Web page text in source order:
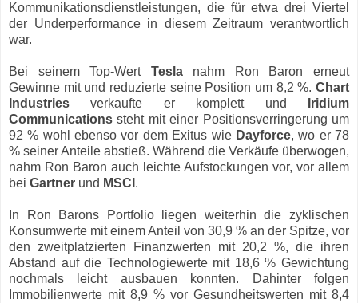
Kommunikationsdienstleistungen, die für etwa drei Viertel
der Underperformance in diesem Zeitraum verantwortlich
war.
Bei seinem Top-Wert Teslanahm Ron Baron erneut
Gewinne mit und reduzierte seine Position um 8,2 %. Chart
Industries verkaufte er komplett und
Iridium
Communications steht mit einer Positionsverringerung um
92 % wohl ebenso vor dem Exitus wie Dayforce, wo er 78
% seiner Anteile abstieß. Während die Verkäufe überwogen,
nahm Ron Baron auch leichte Aufstockungen vor, vor allem
bei Gartner und MSCI .
In Ron Barons Portfolio liegen weiterhin die zyklischen
Konsumwerte mit einem Anteil von 30,9 % an der Spitze, vor
den zweitplatzierten Finanzwerten mit 20,2 %, die ihren
Abstand auf die Technologiewerte mit 18,6 % Gewichtung
nochmals leicht ausbauen konnten. Dahinter folgen
Immobilienwerte mit 8,9 % vor Gesundheitswerten mit 8,4